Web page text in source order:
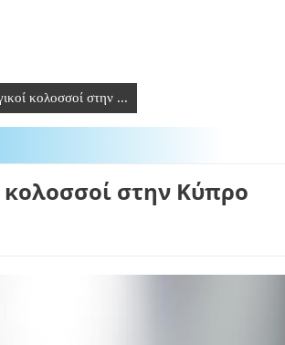
κολοσσοί στην ...
κολοσσοί στην Κύπρο